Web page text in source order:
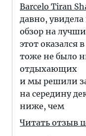
Barcelo Tiran
давно,
обзор на
этот оказался
тоже не было
отдыхающих
и мы решили
на середину
ниже, чем
Читать отзыв